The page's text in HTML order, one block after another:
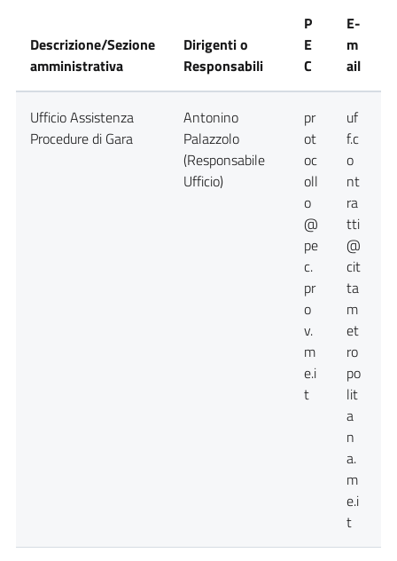
Descrizione/Sezione
amministrativa
Dirigenti o
Responsabili
P
E
C
E-
m
ail
Ufficio Assistenza
Procedure di Gara
Antonino
Palazzolo
(Responsabile
Ufficio)
pr
ot
oc
oll
o
@
pe
c.
pr
o
v.
m
e.i
t
uf
f.c
o
nt
ra
tti
@
cit
ta
m
et
ro
po
lit
a
n
a.
m
e.i
t